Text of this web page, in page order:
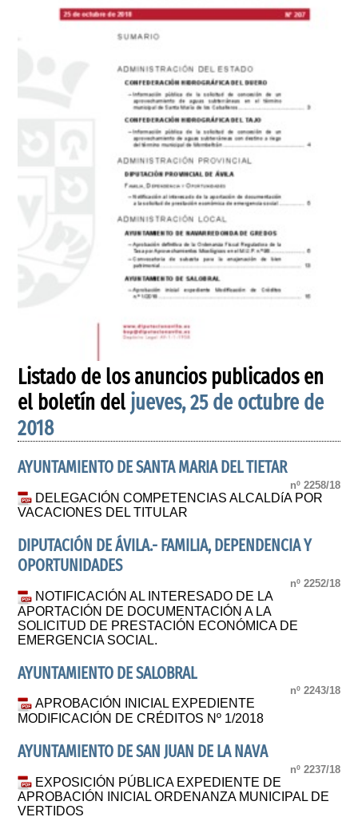
Listado de los anuncios publicados en
el boletín del jueves, 25 de octubre de
2018
AYUNTAMIENTO DE SANTA MARIA DEL TIETAR
nº 2258/18
DELEGACIÓN COMPETENCIAS ALCALDíA POR
VACACIONES DEL TITULAR
DIPUTACIÓN DE ÁVILA.- FAMILIA, DEPENDENCIA Y
OPORTUNIDADES
nº 2252/18
NOTIFICACIÓN AL INTERESADO DE LA
APORTACIÓN DE DOCUMENTACIÓN A LA
SOLICITUD DE PRESTACIÓN ECONÓMICA DE
EMERGENCIA SOCIAL.
AYUNTAMIENTO DE SALOBRAL
nº 2243/18
APROBACIÓN INICIAL EXPEDIENTE
MODIFICACIÓN DE CRÉDITOS Nº 1/2018
AYUNTAMIENTO DE SAN JUAN DE LA NAVA
nº 2237/18
EXPOSICIÓN PÚBLICA EXPEDIENTE DE
APROBACIÓN INICIAL ORDENANZA MUNICIPAL DE
VERTIDOS